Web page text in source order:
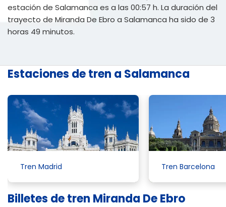
estación de Salamanca es a las 00:57 h. La duración del
trayecto de Miranda De Ebro a Salamanca ha sido de 3
horas 49 minutos.
Estaciones de tren a Salamanca
Tren Madrid Tren Barcelona
Billetes de tren Miranda De Ebro